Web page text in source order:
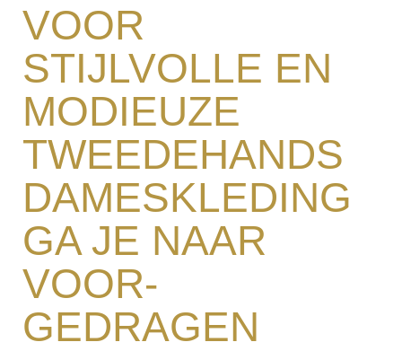
VOOR
STIJLVOLLE EN
MODIEUZE
TWEEDEHANDS
DAMESKLEDING
GA JE NAAR
VOOR-
GEDRAGEN